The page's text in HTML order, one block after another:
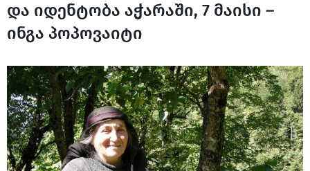
და იდენტობა აჭარაში, 7 მაისი –
ინგა პოპოვაიტი